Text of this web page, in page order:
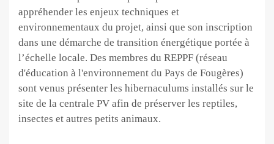
appréhender les enjeux techniques et
environnementaux du projet, ainsi que son inscription
dans une démarche de transition énergétique portée à
l’échelle locale. Des membres du REPPF (réseau
d'éducation à l'environnement du Pays de Fougères)
sont venus présenter les hibernaculums installés sur le
site de la centrale PV afin de préserver les reptiles,
insectes et autres petits animaux.